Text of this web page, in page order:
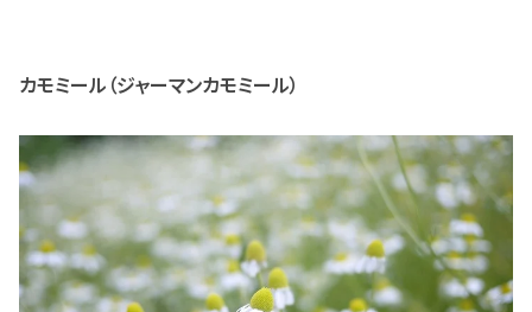
カモミール（ジャーマンカモミール）